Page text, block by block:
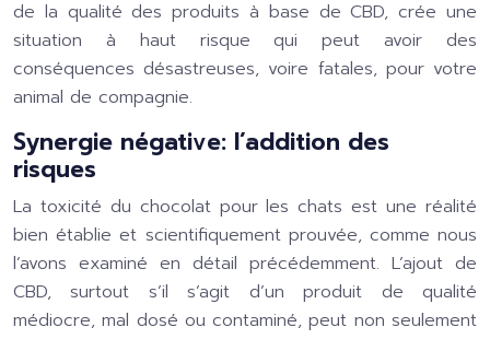
de la qualité des produits à base de CBD, crée une
situation à haut risque qui peut avoir des
conséquences désastreuses, voire fatales, pour votre
animal de compagnie.
Synergie négative: l’addition des
risques
La toxicité du chocolat pour les chats est une réalité
bien établie et scientifiquement prouvée, comme nous
l’avons examiné en détail précédemment. L’ajout de
CBD, surtout s’il s’agit d’un produit de qualité
médiocre, mal dosé ou contaminé, peut non seulement